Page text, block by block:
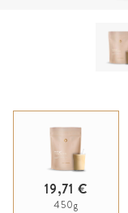
19,71 €
450g